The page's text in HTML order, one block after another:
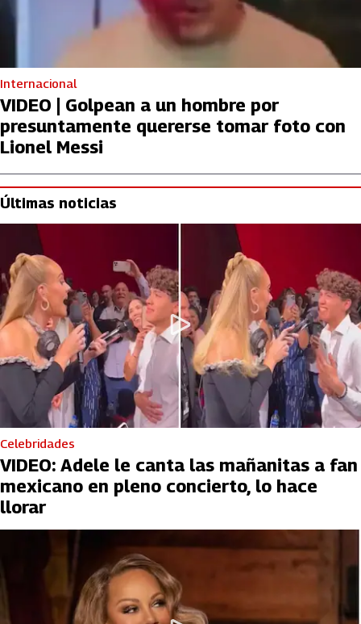
Internacional
VIDEO | Golpean a un hombre por
presuntamente quererse tomar foto con
Lionel Messi
Últimas noticias
Celebridades
VIDEO: Adele le canta las mañanitas a fan
mexicano en pleno concierto, lo hace
llorar